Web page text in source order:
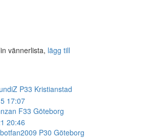
vännerlista, lägg till
P33 Kristianstad
17:07
F33 Göteborg
20:46
P30 Göteborg